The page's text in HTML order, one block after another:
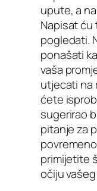
upute, a
Napisat
pogledati.
ponašati
vaša
utjecati na
ćete
sugerirao
pitanje za
primijetite
očiju